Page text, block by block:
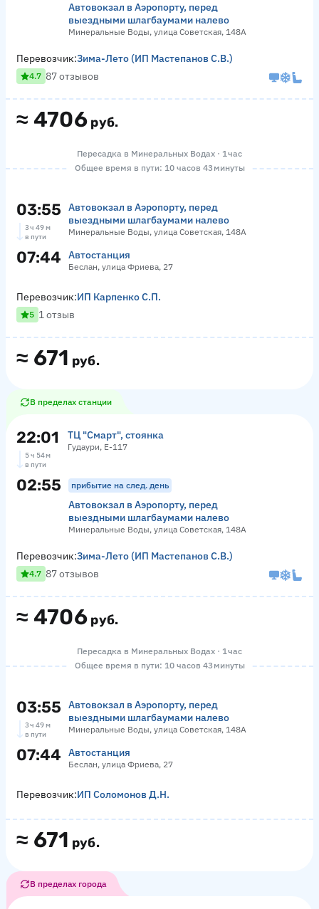
Автовокзал в Аэропорту, перед
выездными шлагбаумами налево
Минеральные Воды, улица Советская, 148А
≈ 4706 руб.
Перевозчик:Зима-Лето (ИП Мастепанов С.В.)
4.7 87 отзывов
Пересадка в Минеральных Водах · 1 час
Общее время в пути: 10 часов 43 минуты
03:55
Автовокзал в Аэропорту, перед
выездными шлагбаумами налево
Минеральные Воды, улица Советская, 148А
3 ч 49 м
в пути
07:44 Автостанция
Беслан, улица Фриева, 27
≈ 671 руб.
Перевозчик:ИП Карпенко С.П.
5 1 отзыв
В пределах станции
22:01 ТЦ "Смарт", стоянка
Гудаури, Е-117
5 ч 54 м
в пути
02:55 прибытие на след. день
Автовокзал в Аэропорту, перед
выездными шлагбаумами налево
Минеральные Воды, улица Советская, 148А
≈ 4706 руб.
Перевозчик:Зима-Лето (ИП Мастепанов С.В.)
4.7 87 отзывов
Пересадка в Минеральных Водах · 1 час
Общее время в пути: 10 часов 43 минуты
03:55
Автовокзал в Аэропорту, перед
выездными шлагбаумами налево
Минеральные Воды, улица Советская, 148А
3 ч 49 м
в пути
07:44 Автостанция
Беслан, улица Фриева, 27
≈ 671 руб.
Перевозчик:ИП Соломонов Д.Н.
В пределах города